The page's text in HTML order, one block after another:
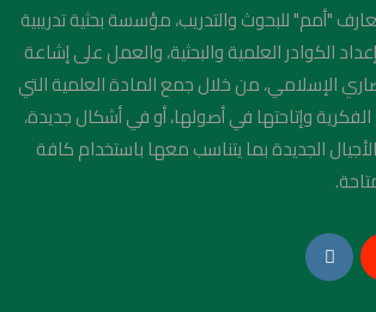
"أمم" للبحوث والتدريب، مؤسسة بحثية تدريبية
الكوادر العلمية والبحثية، والعمل على إشاعة
الإسلامي، من خلال جمع المادة العلمية التي
وإتاحتها في أصولها، أو في أشكال جديدة،
الجديدة بما يتناسب معها باستخدام كافة